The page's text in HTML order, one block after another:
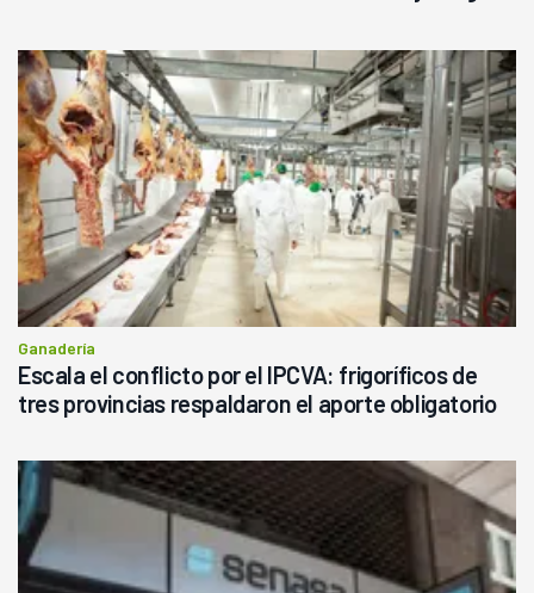
Ganadería
Escala el conflicto por el IPCVA: frigoríficos de
tres provincias respaldaron el aporte obligatorio